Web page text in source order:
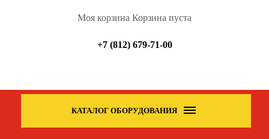
Моя корзина Корзина пуста
+7 (812) 679-71-00
КАТАЛОГ ОБОРУДОВАНИЯ